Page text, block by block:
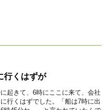
行くはずが
起きて、6時にここに来て、会社
行くはずでした。「船は7時に出